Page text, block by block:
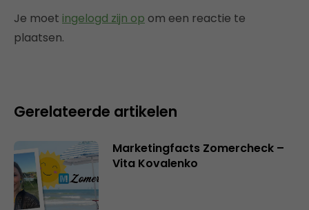
Je moet ingelogd zijn op om een reactie te
plaatsen.
Gerelateerde artikelen
Marketingfacts Zomercheck –
Vita Kovalenko